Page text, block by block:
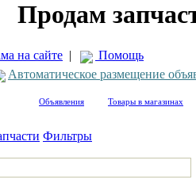
Продам
на сайте |
Помощь
Автоматическое размещение
Объявления Товары в магазинах
Фильтры